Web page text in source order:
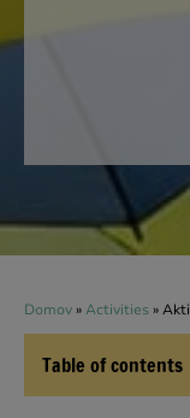
Domov»Activities»
Table of contents